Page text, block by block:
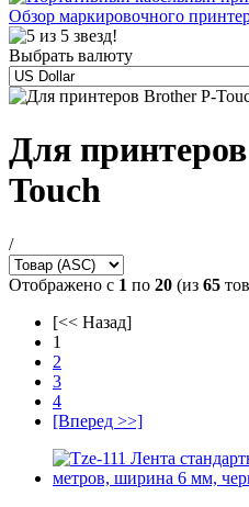
Обзор маркировочного
Выбрать валюту
Для
Touch
/
Отображено с 1 по 20 (из 65
[<< Назад]
1
2
3
4
[Вперед >>]